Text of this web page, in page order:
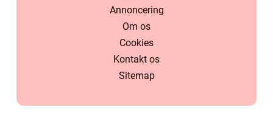
Annoncering
Om os
Cookies
Kontakt os
Sitemap